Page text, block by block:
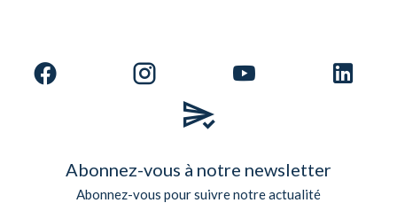
Abonnez-vous à notre newsletter
Abonnez-vous pour suivre notre actualité